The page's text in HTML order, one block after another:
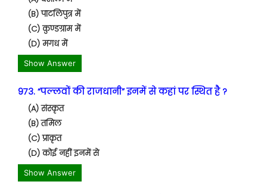
(B) पाटलिपुत्र में
(C) कुण्डग्राम में
(D) मगध में
Show Answer
973. “पल्लवों की राजधानी” इनमें से कहां पर स्थित है ?
(A) संस्कृत
(B) तमिल
(C) प्राकृत
(D) कोई नहीं इनमें से
Show Answer